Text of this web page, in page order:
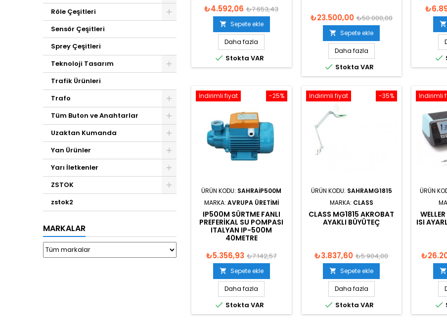
Röle Çeşitleri
Sensör Çeşitleri
Sprey Çeşitleri
Teknoloji Tasarım
Trafik Ürünleri
Trafo
Tüm Buton ve Anahtarlar
Uzaktan Kumanda
Yan Ürünler
Yarı İletkenler
ZSTOK
zstok2
MARKALAR
₺4.592,06 ₺7.653,43
 Sepete ekle
Daha fazla
 Stokta VAR
₺23.500,00 ₺50.000,00
 Sepete ekle
Daha fazla
 Stokta VAR


-25%
İndirimli fiyat
ÜRÜN KODU: SAHRAIP500M
MARKA: AVRUPA ÜRETIMI
IP500M SÜRTME FANLI
PREFERIKAL SU POMPASI
ITALYAN IP-500M
40METRE
₺5.356,93 ₺7.142,57
 Sepete ekle
Daha fazla
 Stokta VAR
-35%
İndirimli fiyat
ÜRÜN KODU: SAHRAMG1815
MARKA: CLASS
CLASS MG1815 AKROBAT
AYAKLI BÜYÜTEÇ
₺3.837,60 ₺5.904,00
 Sepete ekle
Daha fazla
 Stokta VAR
İndirimli
ÜRÜN
ISI

